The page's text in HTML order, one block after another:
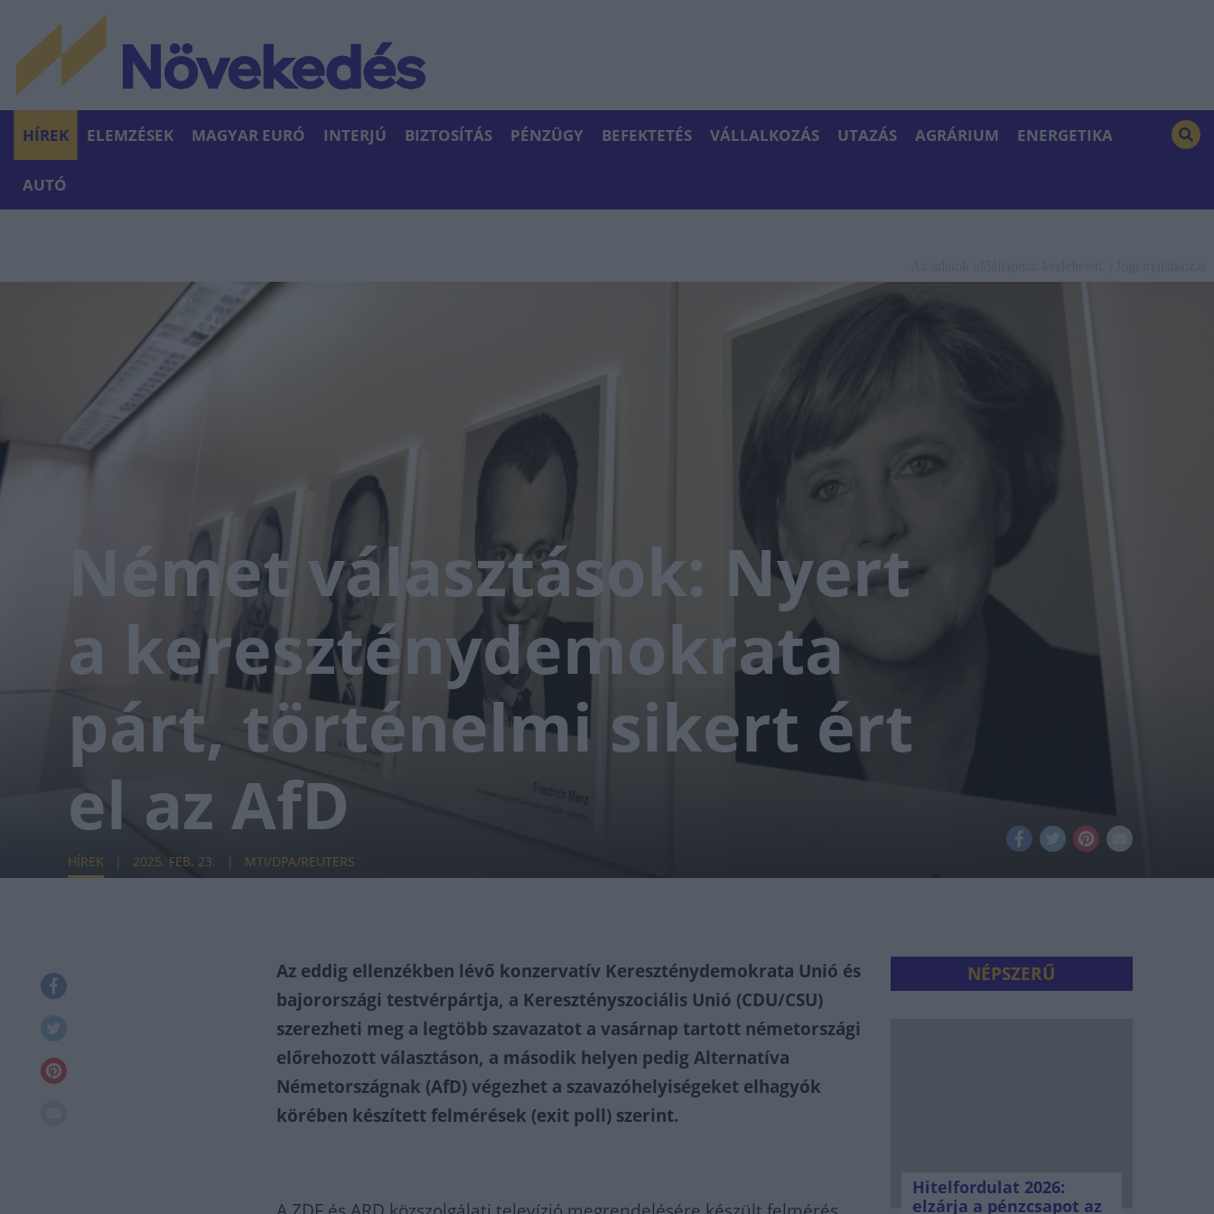
HÍREK ELEMZÉSEK MAGYAR EURÓ INTERJÚ BIZTOSÍTÁS PÉNZÜGY BEFEKTETÉS VÁLLALKOZÁS UTAZÁS AGRÁRIUM ENERGETIKA
AUTÓ
Német választások: Nyert
a kereszténydemokrata
párt, történelmi sikert ért
el az AfD
HÍREK 2025. FEB. 23. MTI/DPA/REUTERS
Az eddig ellenzékben lévő konzervatív Kereszténydemokrata Unió és
bajorországi testvérpártja, a Keresztényszociális Unió (CDU/CSU)
szerezheti meg a legtöbb szavazatot a vasárnap tartott németországi
előrehozott választáson, a második helyen pedig Alternatíva
Németországnak (AfD) végezhet a szavazóhelyiségeket elhagyók
körében készített felmérések (exit poll) szerint.
NÉPSZERŰ
Hitelfordulat 2026:
elzárja a pénzcsapot az